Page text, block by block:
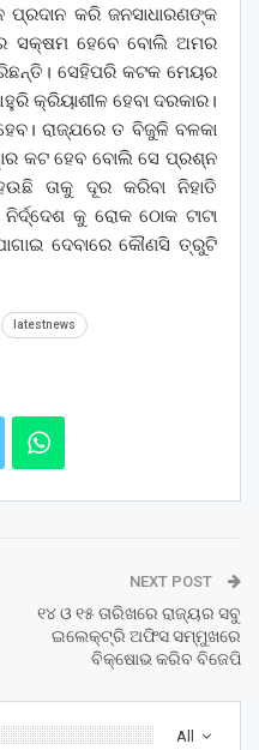
କରି ଜନସାଧାରଣଙ୍କ
ସକ୍ଷମ ହେବେ ବୋଲି ଅମର
ସେହିପରି କଟକ ମେୟର
କ୍ରିୟାଶୀଳ ହେବା ଦରକାର।
ରାଜ୍ଯରେ ତ ବିଜୁଳି ବଳକା
କଟ ହେବ ବୋଲି ସେ ପ୍ରଶ୍ନ
ତାକୁ ଦୂର କରିବା ନିହାତି
କୁ ରୋକ ଠୋକ ଟାଟା
ଦେବାରେ କୌଣସି ତ୍ରୁଟି
latestnews
NEXT POST
୧୪ ଓ ୧୫ ତାରିଖରେ ରାଜ୍ୟର ସବୁ
ଇଲେକ୍ଟ୍ରି ଅଫିସ ସମ୍ମୁଖରେ
ବିକ୍ଷୋଭ କରିବ ବିଜେପି
All